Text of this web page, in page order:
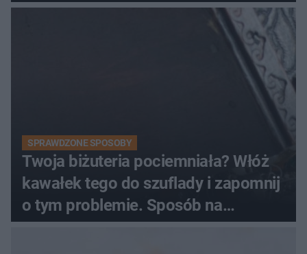
SPRAWDZONE SPOSOBY
Twoja biżuteria pociemniała? Włóż
kawałek tego do szuflady i zapomnij
o tym problemie. Sposób na
pociemniałą biżuterię